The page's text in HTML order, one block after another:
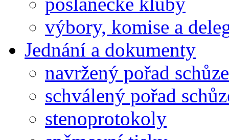
výbory, komise a
Jednání a dokumenty
navržený pořad schůze
schválený pořad
stenoprotokoly